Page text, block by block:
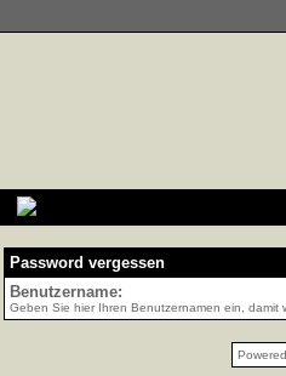
Password vergessen
Benutzername:
Geben Sie hier Ihren Benutzernamen ein,